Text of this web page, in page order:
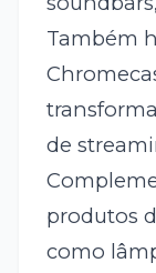
Também
de
produtos
como